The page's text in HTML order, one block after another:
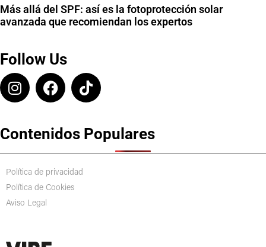
Más allá del SPF: así es la fotoprotección solar
avanzada que recomiendan los expertos
Follow Us
Contenidos Populares
Política de privacidad
Política de Cookies
Aviso Legal